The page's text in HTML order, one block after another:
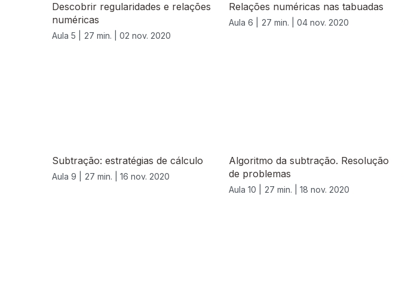
Descobrir regularidades e relações
numéricas
Aula 5 | 27 min. | 02 nov. 2020
Relações numéricas nas tabuadas
Aula 6 | 27 min. | 04 nov. 2020
Subtração: estratégias de cálculo
Aula 9 | 27 min. | 16 nov. 2020
Algoritmo da subtração. Resolução
de problemas
Aula 10 | 27 min. | 18 nov. 2020